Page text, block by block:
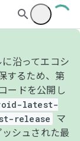
沿ってエコシ
するため、第
ードを公開し
latest-
release
マ
シュされた最